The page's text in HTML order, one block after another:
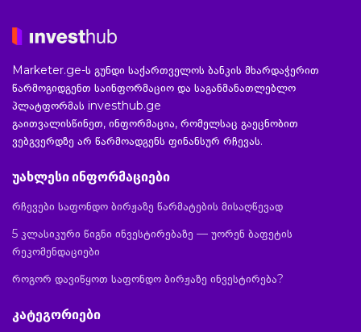
Marketer.ge-ს გუნდი საქართველოს ბანკის მხარდაჭერით
წარმოგიდგენთ საინფორმაციო და საგანმანათლებლო
პლატფორმას investhub.ge
გაითვალისწინეთ, ინფორმაცია, რომელსაც გაეცნობით
ვებგვერდზე არ წარმოადგენს ფინანსურ რჩევას.
უახლესი ინფორმაციები
რჩევები საფონდო ბირჟაზე წარმატების მისაღწევად
5 კლასიკური წიგნი ინვესტირებაზე — უორენ ბაფეტის
რეკომენდაციები
როგორ დავიწყოთ საფონდო ბირჟაზე ინვესტირება?
კატეგორიები